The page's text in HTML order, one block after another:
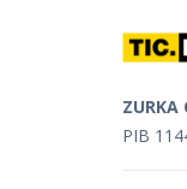
ZURKA
PIB